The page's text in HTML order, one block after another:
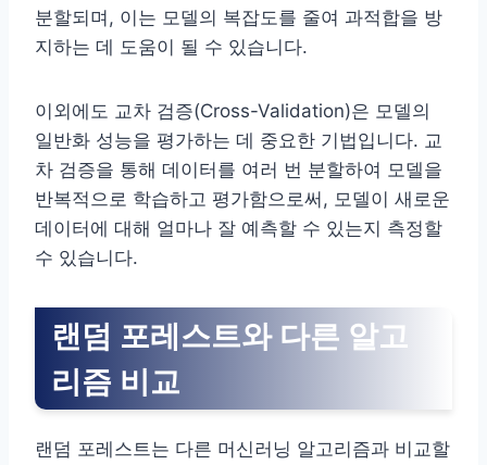
분할되며, 이는 모델의 복잡도를 줄여 과적합을 방
지하는 데 도움이 될 수 있습니다.
이외에도 교차 검증(Cross-Validation)은 모델의
일반화 성능을 평가하는 데 중요한 기법입니다. 교
차 검증을 통해 데이터를 여러 번 분할하여 모델을
반복적으로 학습하고 평가함으로써, 모델이 새로운
데이터에 대해 얼마나 잘 예측할 수 있는지 측정할
수 있습니다.
랜덤 포레스트와 다른 알고
리즘 비교
랜덤 포레스트는 다른 머신러닝 알고리즘과 비교할